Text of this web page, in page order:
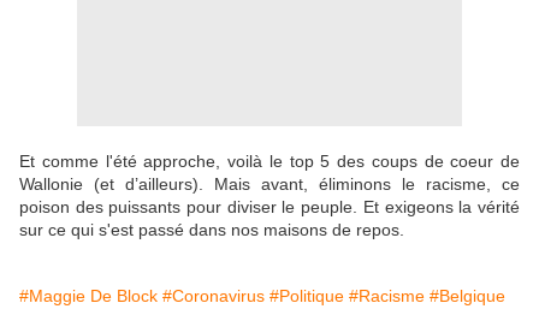
Et comme l'été approche, voilà le top 5 des coups de coeur de
Wallonie (et d’ailleurs). Mais avant, éliminons le racisme, ce
poison des puissants pour diviser le peuple. Et exigeons la vérité
sur ce qui s'est passé dans nos maisons de repos.
#Maggie De Block #Coronavirus #Politique #Racisme #Belgique